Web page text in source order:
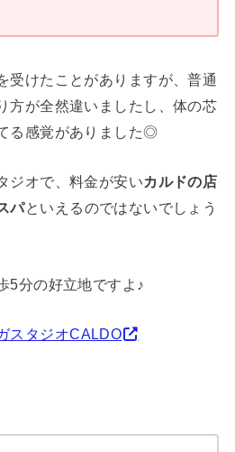
受けたことがありますが、普通
方が全然違いましたし、体の芯
る感覚がありました◎
ジオで、料金が安いカルドの店
パといえるのではないでしょう
5分の好立地ですよ♪
スタジオCALDO